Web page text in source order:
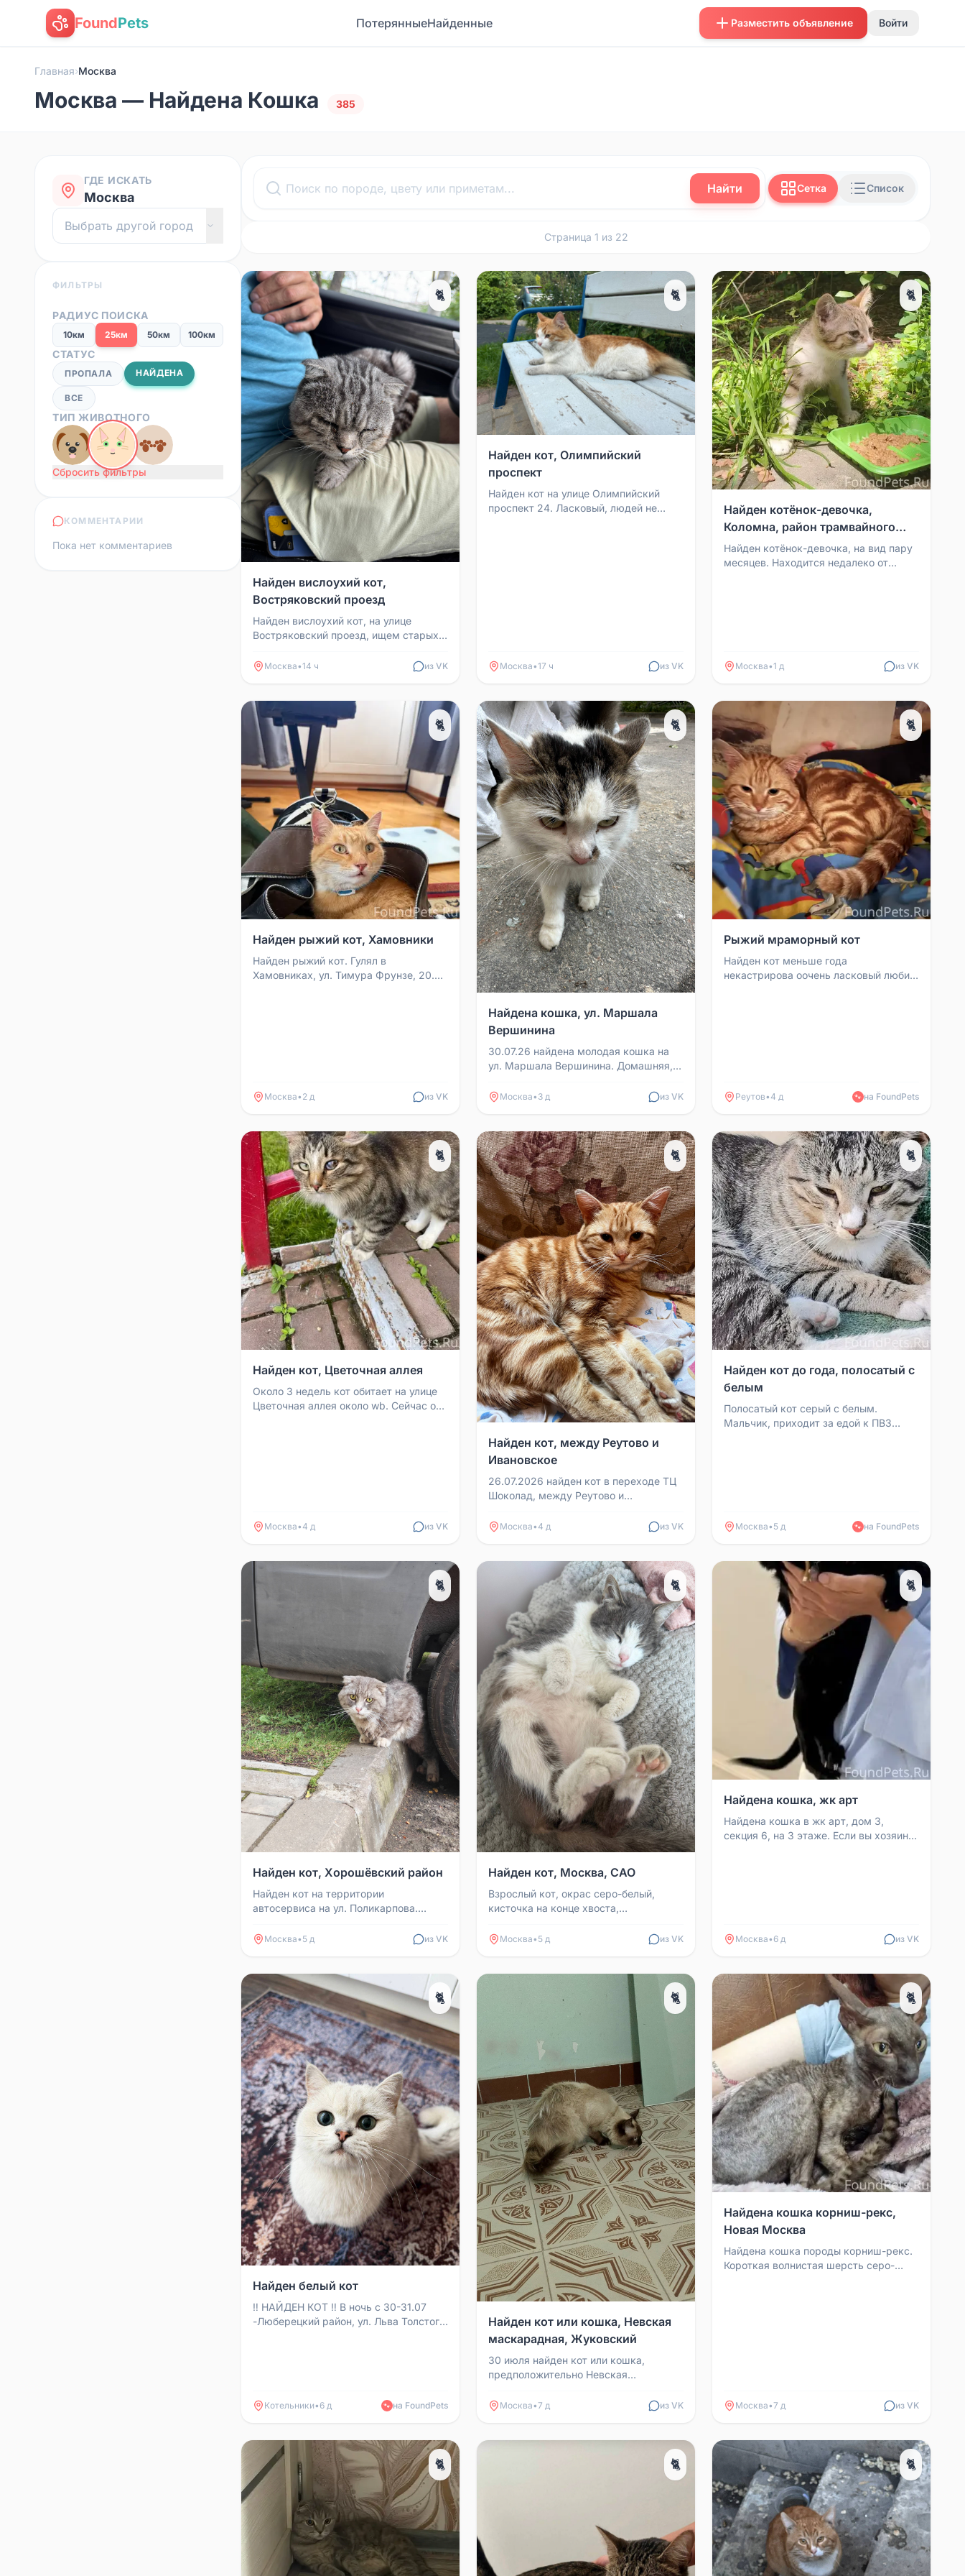
FoundPets ПотерянныеНайденные Разместить объявление Войти
Главная›Москва
Москва — Найдена Кошка 385
ГДЕ ИСКАТЬ
Москва
ФИЛЬТРЫ
РАДИУС ПОИСКА
10км 25км 50км 100км
СТАТУС
ПРОПАЛА НАЙДЕНА
ВСЕ
ТИП ЖИВОТНОГО
Сбросить фильтры
КОММЕНТАРИИ
Пока нет комментариев
Найти Сетка Список
Страница 1 из 22
🐈
Найден вислоухий кот,
Востряковский проезд
Найден вислоухий кот, на улице
Востряковский проезд, ищем старых
Москва•14 ч из VK
🐈
Найден кот, Олимпийский
проспект
Найден кот на улице Олимпийский
проспект 24. Ласковый, людей не
Москва•17 ч из VK
🐈
Найден котёнок-девочка,
Коломна, район трамвайного
депо
Найден котёнок-девочка, на вид пару
месяцев. Находится недалеко от
Москва•1 д из VK
🐈
Найден рыжий кот, Хамовники
Найден рыжий кот. Гулял в
Хамовниках, ул. Тимура Фрунзе, 20.
Москва• 2 д из VK
🐈
Найдена кошка, ул. Маршала
Вершинина
30.07.26 найдена молодая кошка на
ул. Маршала Вершинина. Домашняя,
старых хозяев. +79163...
Москва• 3 д из VK
🐈
Рыжий мраморный кот
Найден кот меньше года
некастрирова оочень ласковый любит
Реутов•4 д 🐾 на FoundPets
🐈
Найден кот, Цветочная аллея
Около 3 недель кот обитает на улице
Цветочная аллея около wb. Сейчас он
Москва•4 д из VK
🐈
Найден кот, между Реутово и
Ивановское
26.07.2026 найден кот в переходе ТЦ
Шоколад, между Реутово и
кастрирован, очень ласковый. Ищу
Москва•4 д из VK
🐈
Найден кот до года, полосатый с
белым
Полосатый кот серый с белым.
Мальчик, приходит за едой к ПВЗ
Москва• 5 д 🐾 на FoundPets
🐈
Найден кот, Хорошёвский район
Найден кот на территории
автосервиса на ул. Поликарпова.
повадкам домашний. Испуган. Ви...
Москва• 5 д из VK
🐈
Найден кот, Москва, САО
Взрослый кот, окрас серо-белый,
кисточка на конце хвоста,
домашний. Найден на парков...
Москва• 5 д из VK
🐈
Найдена кошка, жк арт
Найдена кошка в жк арт, дом 3,
секция 6, на 3 этаже. Если вы хозяин,
Москва•6 д из VK
🐈
Найден белый кот
‼️ НАЙДЕН КОТ ‼️ В ночь с 30-31.07
-Люберецкий район, ул. Льва Толстого
Котельники•6 д 🐾 на FoundPets
🐈
Найден кот или кошка, Невская
маскарадная, Жуковский
30 июля найден кот или кошка,
предположительно Невская
перебежать через дорогу. Временно ...
Москва•7 д из VK
🐈
Найдена кошка корниш-рекс,
Новая Москва
Найдена кошка породы корниш-рекс.
Короткая волнистая шерсть серо-
Москва•7 д из VK
🐈 🐈 🐈